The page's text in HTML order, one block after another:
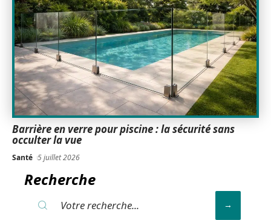
Barrière en verre pour piscine : la sécurité sans
occulter la vue
Santé 5 juillet 2026
Recherche